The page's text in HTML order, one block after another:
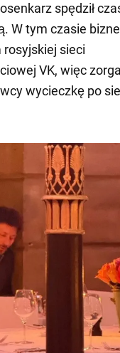
spędził
W tym czasie
sieci
VK, więc
wycieczkę po